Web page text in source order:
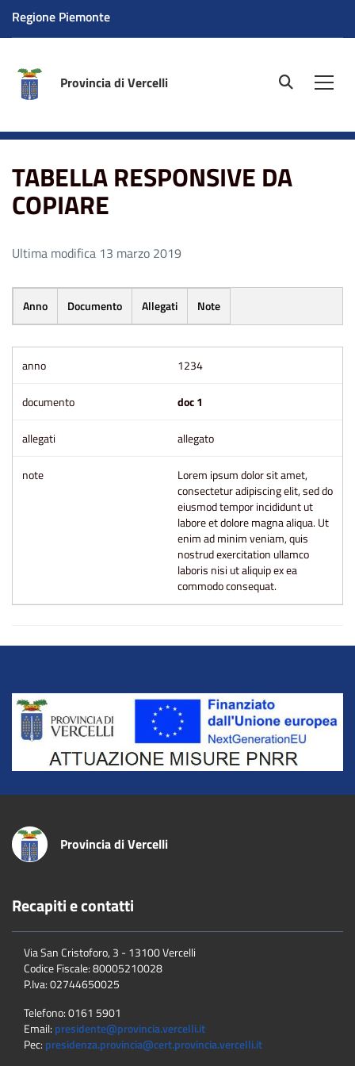
Regione Piemonte
Provincia di Vercelli site.searc
TABELLA RESPONSIVE DA
COPIARE
Ultima modifica 13 marzo 2019
Anno Documento Allegati Note
1234
doc 1
allegato
Lorem ipsum dolor sit amet,
consectetur adipiscing elit, sed do
eiusmod tempor incididunt ut
labore et dolore magna aliqua. Ut
enim ad minim veniam, quis
nostrud exercitation ullamco
laboris nisi ut aliquip ex ea
commodo consequat.
Title
Provincia di Vercelli
Recapiti e contatti
Via San Cristoforo, 3 - 13100 Vercelli
Codice Fiscale:80005210028
P.Iva:02744650025
Telefono:0161 5901
Email: presidente@provincia.vercelli.it
Pec: presidenza.provincia@cert.provincia.vercelli.it